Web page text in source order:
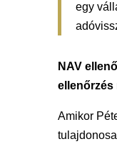
egy
NAV
ellenőrzés
Amikor